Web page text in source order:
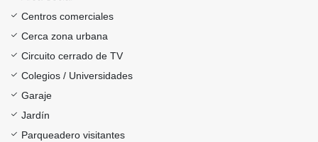
Centros comerciales
Cerca zona urbana
Circuito cerrado de TV
Colegios / Universidades
Garaje
Jardín
Parqueadero visitantes